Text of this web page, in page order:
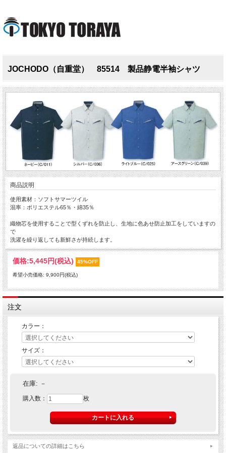
JOCHODO（自重堂） 85514 製品静電半袖シャツ
商品説明
使用素材：ソフトサマーツイル
混率：ポリエステル65％・綿35％
織物芯を使用することで型くずれを防止し、生地に色あせ防止加工をしていますの
で
洗濯を繰り返しても新鮮さが持続します。
価格:5,445円(税込) 45%OFF
希望小売価格: 9,900円(税込)
注文
カラー：
サイズ：
在庫: －
購入数： 枚
返品についての詳細はこちら